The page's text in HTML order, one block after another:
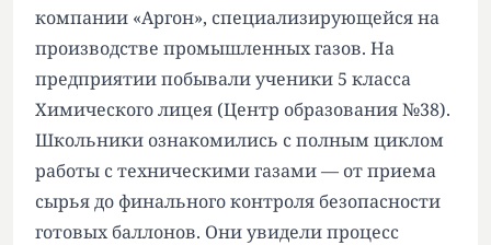
компании «Аргон», специализирующейся на
производстве промышленных газов. На
предприятии побывали ученики 5 класса
Химического лицея (Центр образования №38).
Школьники ознакомились с полным циклом
работы с техническими газами — от приема
сырья до финального контроля безопасности
готовых баллонов. Они увидели процесс